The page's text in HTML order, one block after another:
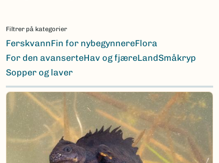
Filtrer på kategorier
FerskvannFin for nybegynnereFlora
For den avanserteHav og fjæreLandSmåkryp
Sopper og laver